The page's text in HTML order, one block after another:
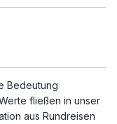
Bedeutung
fließen in unser
aus Rundreisen